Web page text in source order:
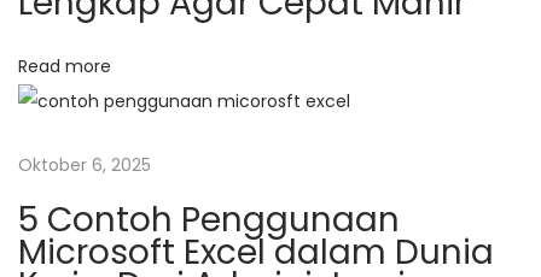
d
a
D
g
a
Read more
Oktober 6, 2025
5 Contoh Penggunaan
Microsoft Excel dalam Dunia